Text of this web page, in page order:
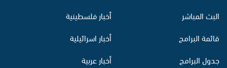
البث المباشر
قائمة البرامج
جدول البرامج
أخبار فلسطينية
أخبار اسرائيلية
أخبار عربية